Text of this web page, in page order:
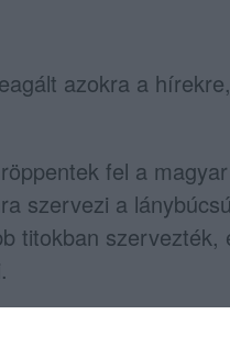
azokra a
fel a
szervezi a
titokban szervezték,
is eljutottak,